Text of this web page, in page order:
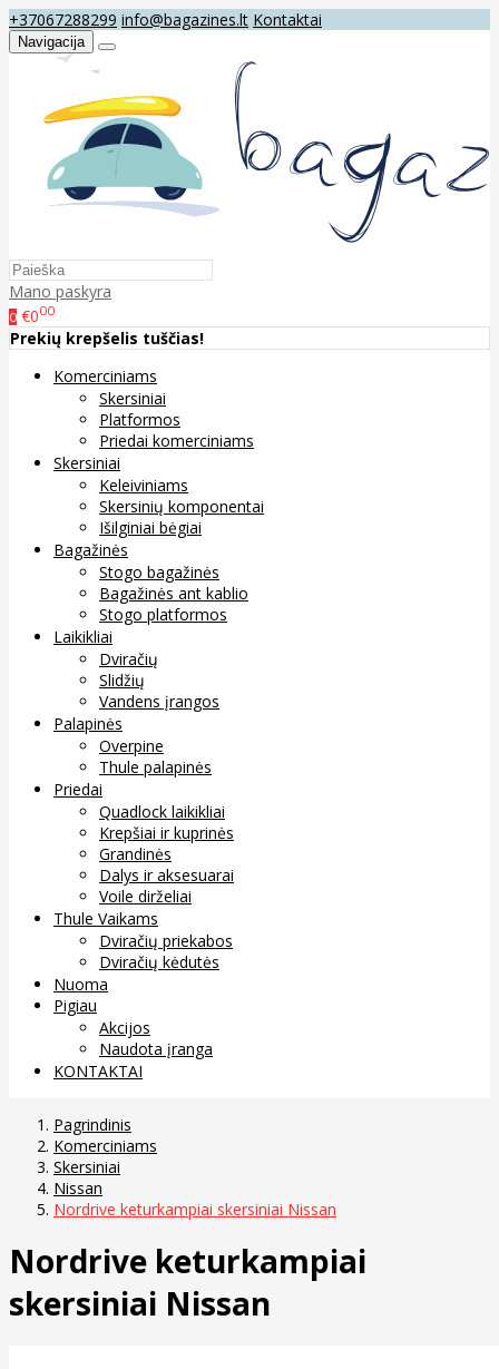
+37067288299 info@bagazines.lt Kontaktai
Navigacija
Mano paskyra
0 €000
Prekių krepšelis tuščias!
Komerciniams
Skersiniai
Platformos
Priedai komerciniams
Skersiniai
Keleiviniams
Skersinių komponentai
Išilginiai bėgiai
Bagažinės
Stogo bagažinės
Bagažinės ant kablio
Stogo platformos
Laikikliai
Dviračių
Slidžių
Vandens įrangos
Palapinės
Overpine
Thule palapinės
Priedai
Quadlock laikikliai
Krepšiai ir kuprinės
Grandinės
Dalys ir aksesuarai
Voile dirželiai
Thule Vaikams
Dviračių priekabos
Dviračių kėdutės
Nuoma
Pigiau
Akcijos
Naudota įranga
KONTAKTAI
Pagrindinis
Komerciniams
Skersiniai
Nissan
Nordrive keturkampiai skersiniai Nissan
Nordrive keturkampiai
skersiniai Nissan